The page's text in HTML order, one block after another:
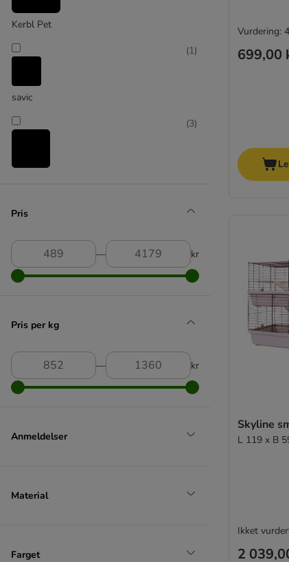
Kerbl Pet
savic
(1)
(3)
2
Pris
― kr
Pris per kg
― kr
Anmeldelser
Material
Farget
699,00
Vurdering:
Skyline
L 119 x B
2
Ikket